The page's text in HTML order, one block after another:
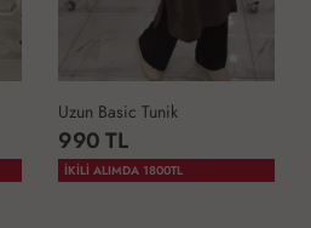
Uzun Basic Tunik
990 TL
İKİLİ ALIMDA 1800TL